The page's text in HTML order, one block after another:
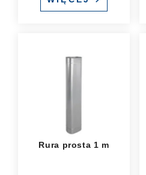
Rura prosta 1 m